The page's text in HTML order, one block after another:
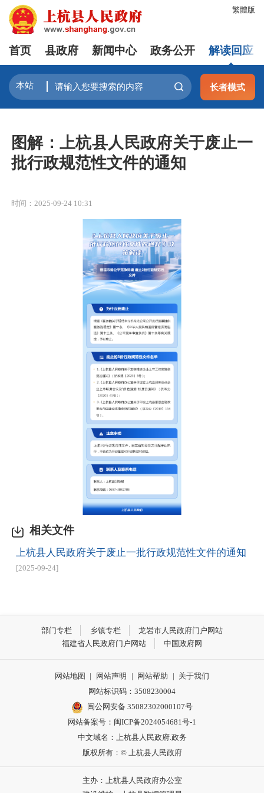
繁體版
首页 县政府 新闻中心 政务公开 解读回应
长者模式
图解：上杭县人民政府关于废止一
批行政规范性文件的通知
时间：2025-09-24 10:31
相关文件
上杭县人民政府关于废止一批行政规范性文件的通知
[2025-09-24]
部门专栏 乡镇专栏
龙岩市人民政府门户网站
福建省人民政府门户网站
中国政府网
网站地图 | 网站声明 | 网站帮助 | 关于我们
网站标识码：3508230004
闽公网安备 35082302000107号
网站备案号： 闽ICP备2024054681号-1
中文域名：上杭县人民政府.政务
版权所有：© 上杭县人民政府
主办：上杭县人民政府办公室